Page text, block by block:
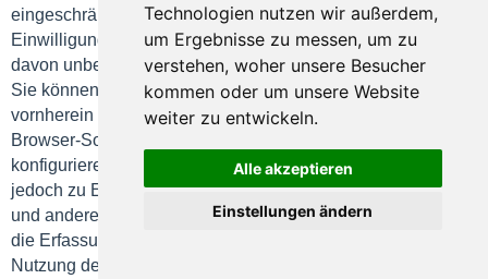
Technologien nutzen wir außerdem,
um Ergebnisse zu messen, um zu
verstehen, woher unsere Besucher
kommen oder um unsere Website
weiter zu entwickeln.
Alle akzeptieren
Einstellungen ändern
eingeschränkt sein. Die Rechtmäßigkeit der aufgrund der
Einwilligung bis zum Widerruf erfolgten Verarbeitung bleibt
davon unberührt.
Sie können die Speicherung von Cookies auch von
vornherein durch eine entsprechende Einstellung Ihrer
Browser-Software verhindern. Wenn Sie Ihren Browser so
konfigurieren, dass alle Cookies abgelehnt werden, kann es
jedoch zu Einschränkung von Funktionalitäten auf dieser
und anderen Websites kommen. Sie können darüber hinaus
die Erfassung der durch das Cookie erzeugten und auf Ihre
Nutzung der Website bezogenen Daten (inkl. Ihrer IP-